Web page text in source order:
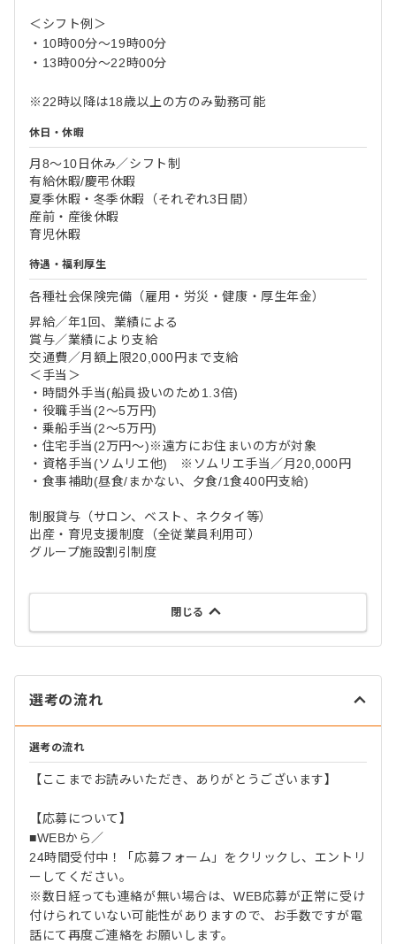
＜シフト例＞
・10時00分～19時00分
・13時00分～22時00分
※22時以降は18歳以上の方のみ勤務可能
休日・休暇
月8～10日休み／シフト制
有給休暇/慶弔休暇
夏季休暇・冬季休暇（それぞれ3日間）
産前・産後休暇
育児休暇
待遇・福利厚生
各種社会保険完備（雇用・労災・健康・厚生年金）
昇給／年1回、業績による
賞与／業績により支給
交通費／月額上限20,000円まで支給
＜手当＞
・時間外手当(船員扱いのため1.3倍)
・役職手当(2～5万円)
・乗船手当(2～5万円)
・住宅手当(2万円～)※遠方にお住まいの方が対象
・資格手当(ソムリエ他) ※ソムリエ手当／月20,000円
・食事補助(昼食/まかない、夕食/1食400円支給)
制服貸与（サロン、ベスト、ネクタイ等）
出産・育児支援制度（全従業員利用可）
グループ施設割引制度
閉じる
選考の流れ
選考の流れ
【ここまでお読みいただき、ありがとうございます】
【応募について】
■WEBから／
24時間受付中！「応募フォーム」をクリックし、エントリ
ーしてください。
※数日経っても連絡が無い場合は、WEB応募が正常に受け
付けられていない可能性がありますので、お手数ですが電
話にて再度ご連絡をお願いします。